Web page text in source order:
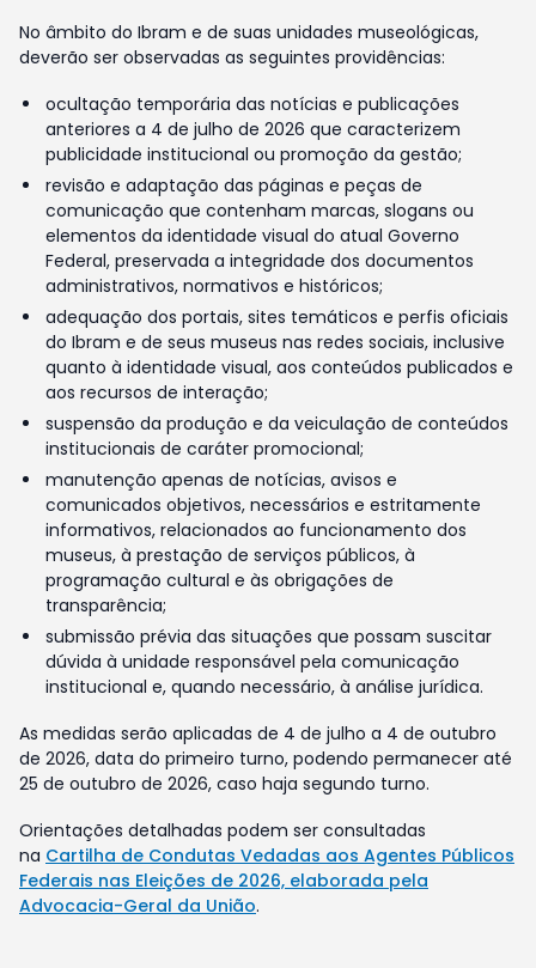
No âmbito do Ibram e de suas unidades museológicas,
deverão ser observadas as seguintes providências:
ocultação temporária das notícias e publicações
anteriores a 4 de julho de 2026 que caracterizem
publicidade institucional ou promoção da gestão;
revisão e adaptação das páginas e peças de
comunicação que contenham marcas, slogans ou
elementos da identidade visual do atual Governo
Federal, preservada a integridade dos documentos
administrativos, normativos e históricos;
adequação dos portais, sites temáticos e perfis oficiais
do Ibram e de seus museus nas redes sociais, inclusive
quanto à identidade visual, aos conteúdos publicados e
aos recursos de interação;
suspensão da produção e da veiculação de conteúdos
institucionais de caráter promocional;
manutenção apenas de notícias, avisos e
comunicados objetivos, necessários e estritamente
informativos, relacionados ao funcionamento dos
museus, à prestação de serviços públicos, à
programação cultural e às obrigações de
transparência;
submissão prévia das situações que possam suscitar
dúvida à unidade responsável pela comunicação
institucional e, quando necessário, à análise jurídica.
As medidas serão aplicadas de 4 de julho a 4 de outubro
de 2026, data do primeiro turno, podendo permanecer até
25 de outubro de 2026, caso haja segundo turno.
Orientações detalhadas podem ser consultadas
na Cartilha de Condutas Vedadas aos Agentes Públicos
Federais nas Eleições de 2026, elaborada pela
Advocacia-Geral da União.